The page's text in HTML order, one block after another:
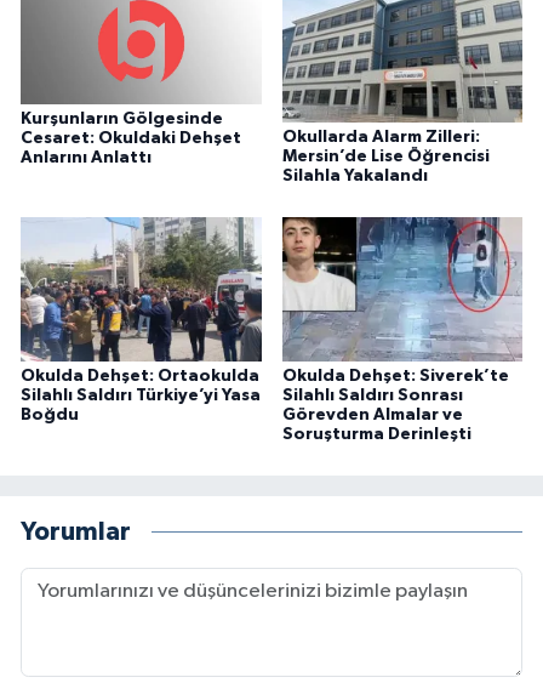
Kurşunların Gölgesinde
Cesaret: Okuldaki Dehşet
Anlarını Anlattı
Okullarda Alarm Zilleri:
Mersin’de Lise Öğrencisi
Silahla Yakalandı
Okulda Dehşet: Ortaokulda
Silahlı Saldırı Türkiye’yi Yasa
Boğdu
Okulda Dehşet: Siverek’te
Silahlı Saldırı Sonrası
Görevden Almalar ve
Soruşturma Derinleşti
Yorumlar